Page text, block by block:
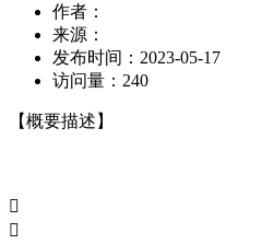
作者：
来源：
发布时间： 2023-05-17
访问量： 240
【概要描述】

